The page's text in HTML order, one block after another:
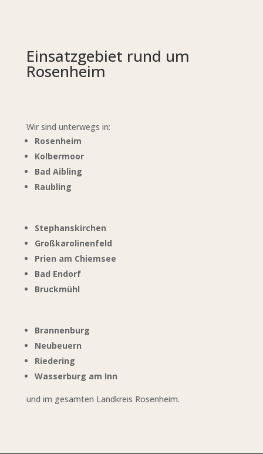
Einsatzgebiet rund um
Rosenheim
Wir sind unterwegs in:
Rosenheim
Kolbermoor
Bad Aibling
Raubling
Stephanskirchen
Großkarolinenfeld
Prien am Chiemsee
Bad Endorf
Bruckmühl
Brannenburg
Neubeuern
Riedering
Wasserburg am Inn
und im gesamten Landkreis Rosenheim.